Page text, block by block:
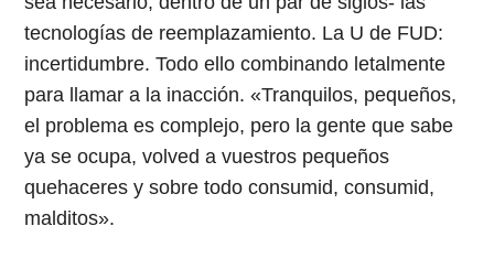
tecnologías de reemplazamiento. La U de FUD:
incertidumbre. Todo ello combinando letalmente
para llamar a la inacción. «Tranquilos, pequeños,
el problema es complejo, pero la gente que sabe
ya se ocupa, volved a vuestros pequeños
quehaceres y sobre todo consumid, consumid,
malditos».